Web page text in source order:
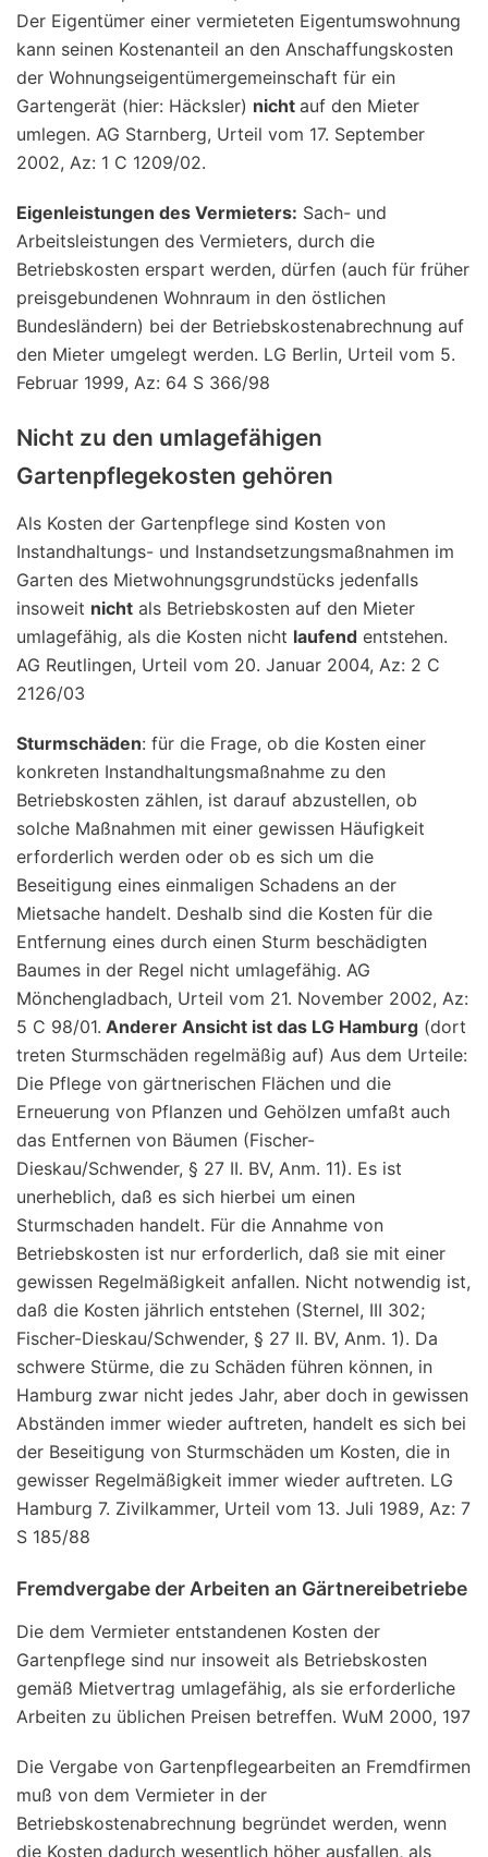
Der Eigentümer einer vermieteten Eigentumswohnung
kann seinen Kostenanteil an den Anschaffungskosten
der Wohnungseigentümergemeinschaft für ein
Gartengerät (hier: Häcksler) nicht auf den Mieter
umlegen. AG Starnberg, Urteil vom 17. September
2002, Az: 1 C 1209/02.
Eigenleistungen des Vermieters: Sach- und
Arbeitsleistungen des Vermieters, durch die
Betriebskosten erspart werden, dürfen (auch für früher
preisgebundenen Wohnraum in den östlichen
Bundesländern) bei der Betriebskostenabrechnung auf
den Mieter umgelegt werden. LG Berlin, Urteil vom 5.
Februar 1999, Az: 64 S 366/98
Nicht zu den umlagefähigen
Gartenpflegekosten gehören
Als Kosten der Gartenpflege sind Kosten von
Instandhaltungs- und Instandsetzungsmaßnahmen im
Garten des Mietwohnungsgrundstücks jedenfalls
insoweit nicht als Betriebskosten auf den Mieter
umlagefähig, als die Kosten nicht laufend entstehen.
AG Reutlingen, Urteil vom 20. Januar 2004, Az: 2 C
2126/03
Sturmschäden: für die Frage, ob die Kosten einer
konkreten Instandhaltungsmaßnahme zu den
Betriebskosten zählen, ist darauf abzustellen, ob
solche Maßnahmen mit einer gewissen Häufigkeit
erforderlich werden oder ob es sich um die
Beseitigung eines einmaligen Schadens an der
Mietsache handelt. Deshalb sind die Kosten für die
Entfernung eines durch einen Sturm beschädigten
Baumes in der Regel nicht umlagefähig. AG
Mönchengladbach, Urteil vom 21. November 2002, Az:
5 C 98/01. Anderer Ansicht ist das LG Hamburg (dort
treten Sturmschäden regelmäßig auf) Aus dem Urteile:
Die Pflege von gärtnerischen Flächen und die
Erneuerung von Pflanzen und Gehölzen umfaßt auch
das Entfernen von Bäumen (Fischer-
Dieskau/Schwender, § 27 II. BV, Anm. 11). Es ist
unerheblich, daß es sich hierbei um einen
Sturmschaden handelt. Für die Annahme von
Betriebskosten ist nur erforderlich, daß sie mit einer
gewissen Regelmäßigkeit anfallen. Nicht notwendig ist,
daß die Kosten jährlich entstehen (Sternel, III 302;
Fischer-Dieskau/Schwender, § 27 II. BV, Anm. 1). Da
schwere Stürme, die zu Schäden führen können, in
Hamburg zwar nicht jedes Jahr, aber doch in gewissen
Abständen immer wieder auftreten, handelt es sich bei
der Beseitigung von Sturmschäden um Kosten, die in
gewisser Regelmäßigkeit immer wieder auftreten. LG
Hamburg 7. Zivilkammer, Urteil vom 13. Juli 1989, Az: 7
S 185/88
Fremdvergabe der Arbeiten an Gärtnereibetriebe
Die dem Vermieter entstandenen Kosten der
Gartenpflege sind nur insoweit als Betriebskosten
gemäß Mietvertrag umlagefähig, als sie erforderliche
Arbeiten zu üblichen Preisen betreffen. WuM 2000, 197
Die Vergabe von Gartenpflegearbeiten an Fremdfirmen
muß von dem Vermieter in der
Betriebskostenabrechnung begründet werden, wenn
die Kosten dadurch wesentlich höher ausfallen, als